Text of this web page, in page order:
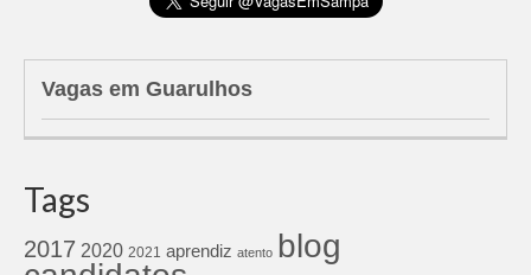
Vagas em Guarulhos
Tags
2017 2020 2021 aprendiz atento blog